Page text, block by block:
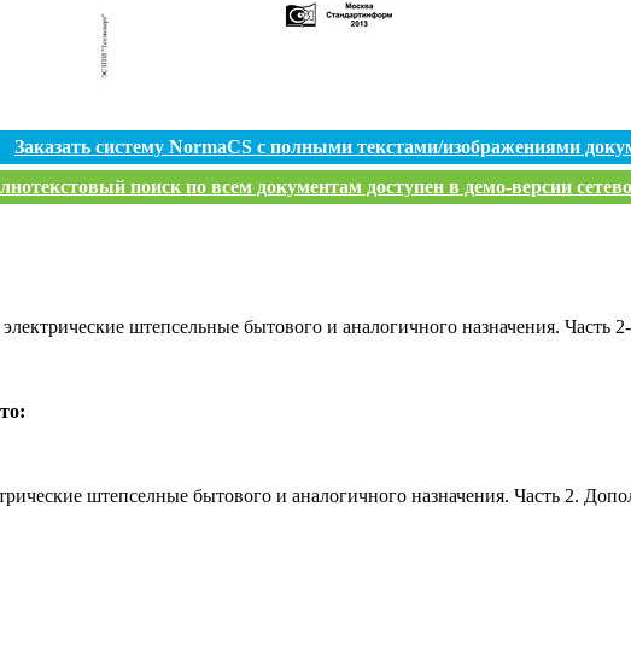
Заказать систему NormaCS с полными текстами/изображениями
поиск по всем документам доступен в демо-версии
штепсельные бытового и аналогичного назначения. Часть
штепселные бытового и аналогичного назначения. Часть 2.